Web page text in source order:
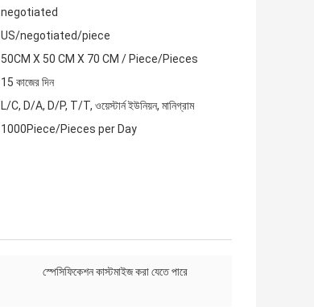
negotiated
US/negotiated/piece
50CM X 50 CM X 70 CM / Piece/Pieces
15 কাজের দিন
L/C, D/A, D/P, T/T, ওয়েস্টার্ন ইউনিয়ন, মানিগ্রাম
1000Piece/Pieces per Day
স্পেসিফিকেশন কাস্টমাইজ করা যেতে পারে